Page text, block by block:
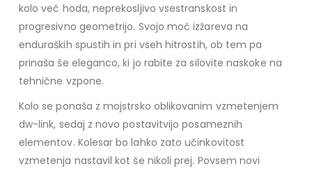
kolo več hoda, neprekosljivo vsestranskost in
progresivno geometrijo. Svojo moč izžareva na
enduraških spustih in pri vseh hitrostih, ob tem pa
prinaša še eleganco, ki jo rabite za silovite naskoke na
tehnične vzpone.
Kolo se ponaša z mojstrsko oblikovanim vzmetenjem
dw-link, sedaj z novo postavitvijo posameznih
elementov. Kolesar bo lahko zato učinkovitost
vzmetenja nastavil kot še nikoli prej. Povsem novi